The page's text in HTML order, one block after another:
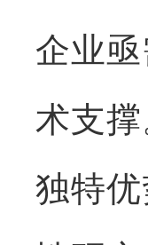
企业
术支
独特